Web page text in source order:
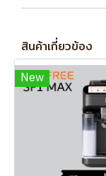
สินค้าเกี่ยวข้อง
New